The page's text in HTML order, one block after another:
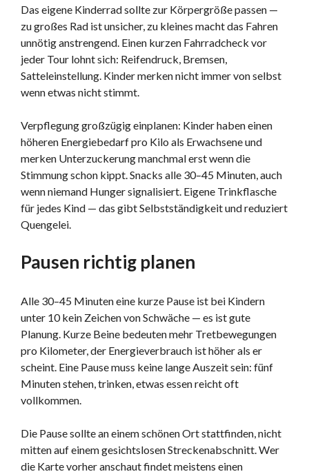
Das eigene Kinderrad sollte zur Körpergröße passen —
zu großes Rad ist unsicher, zu kleines macht das Fahren
unnötig anstrengend. Einen kurzen Fahrradcheck vor
jeder Tour lohnt sich: Reifendruck, Bremsen,
Satteleinstellung. Kinder merken nicht immer von selbst
wenn etwas nicht stimmt.
Verpflegung großzügig einplanen: Kinder haben einen
höheren Energiebedarf pro Kilo als Erwachsene und
merken Unterzuckerung manchmal erst wenn die
Stimmung schon kippt. Snacks alle 30–45 Minuten, auch
wenn niemand Hunger signalisiert. Eigene Trinkflasche
für jedes Kind — das gibt Selbstständigkeit und reduziert
Quengelei.
Pausen richtig planen
Alle 30–45 Minuten eine kurze Pause ist bei Kindern
unter 10 kein Zeichen von Schwäche — es ist gute
Planung. Kurze Beine bedeuten mehr Tretbewegungen
pro Kilometer, der Energieverbrauch ist höher als er
scheint. Eine Pause muss keine lange Auszeit sein: fünf
Minuten stehen, trinken, etwas essen reicht oft
vollkommen.
Die Pause sollte an einem schönen Ort stattfinden, nicht
mitten auf einem gesichtslosen Streckenabschnitt. Wer
die Karte vorher anschaut findet meistens einen